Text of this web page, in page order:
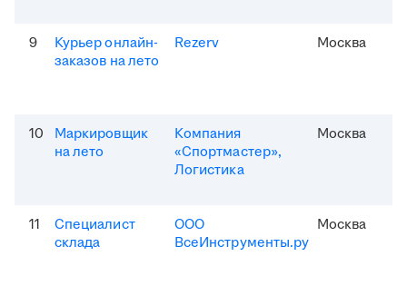
9
Курьер онлайн-
заказов на лето
Rezerv Москва
10
Маркировщик
на лето
Компания
«Спортмастер»,
Логистика
Москва
11
Специалист
склада
ООО
ВсеИнструменты.ру
Москва